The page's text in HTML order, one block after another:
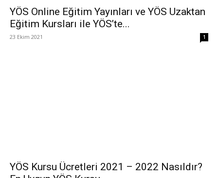
YÖS Online Eğitim Yayınları ve YÖS Uzaktan
Eğitim Kursları ile YÖS’te...
23 Ekim 2021 1
YÖS Kursu Ücretleri 2021 – 2022 Nasıldır?